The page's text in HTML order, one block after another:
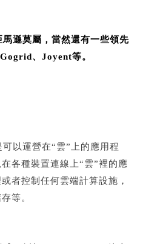
遜莫屬，當然還有一些領先
、Joyent等。
以運營在“雲”上的應用程
各種裝置連線上“雲”裡的應
者控制任何雲端計算設施，
等。